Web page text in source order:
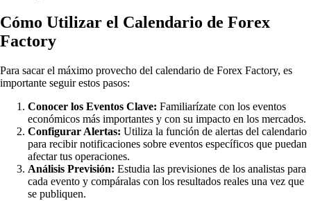
Cómo Utilizar el Calendario de Forex
Factory
Para sacar el máximo provecho del calendario de Forex Factory, es
importante seguir estos pasos:
Conocer los Eventos Clave: Familiarízate con los eventos
económicos más importantes y con su impacto en los mercados.
Configurar Alertas: Utiliza la función de alertas del calendario
para recibir notificaciones sobre eventos específicos que puedan
afectar tus operaciones.
Análisis Previsión: Estudia las previsiones de los analistas para
cada evento y compáralas con los resultados reales una vez que
se publiquen.